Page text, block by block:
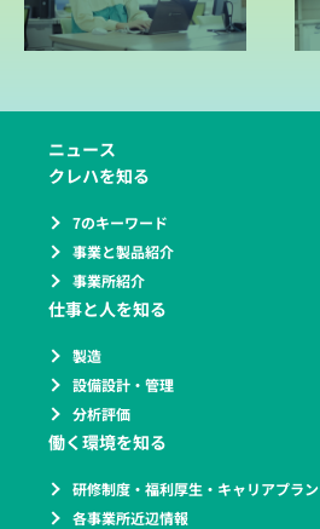
ニュース
クレハを知る
7のキーワード
事業と製品紹介
事業所紹介
仕事と人を知る
製造
設備設計・管理
分析評価
働く環境を知る
研修制度・福利厚生・キャリアプラン
各事業所近辺情報